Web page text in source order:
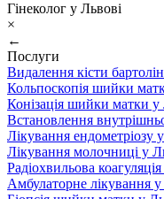
Гінеколог у Львові
×
←
Послуги
Видалення кісти
Кольпоскопія шийки
Конізація шийки матки у
Встановлення
Лікування ендометріозу
Лікування молочниці у
Радіохвильова
Амбулаторне лікування у